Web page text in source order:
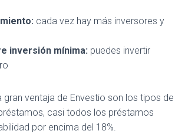
cada vez hay más inversores y
inversión mínima: puedes invertir
gran ventaja de Envestio son los tipos de
casi todos los préstamos
por encima del 18%.